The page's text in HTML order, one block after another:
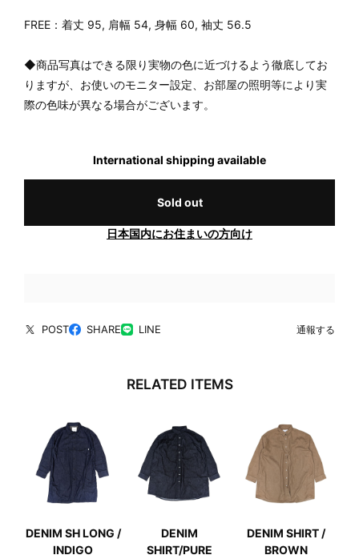
FREE：着丈 95, 肩幅 54, 身幅 60, 袖丈 56.5
◆商品写真はできる限り実物の色に近づけるよう徹底してお
りますが、お使いのモニター設定、お部屋の照明等により実
際の色味が異なる場合がございます。
International shipping available
Sold out
日本国内にお住まいの方向け
POST SHARE LINE 通報する
RELATED ITEMS
DENIM SH LONG /
INDIGO
DENIM
SHIRT/PURE
DENIM SHIRT /
BROWN